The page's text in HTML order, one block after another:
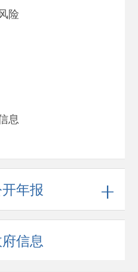
险
息
年报
信息